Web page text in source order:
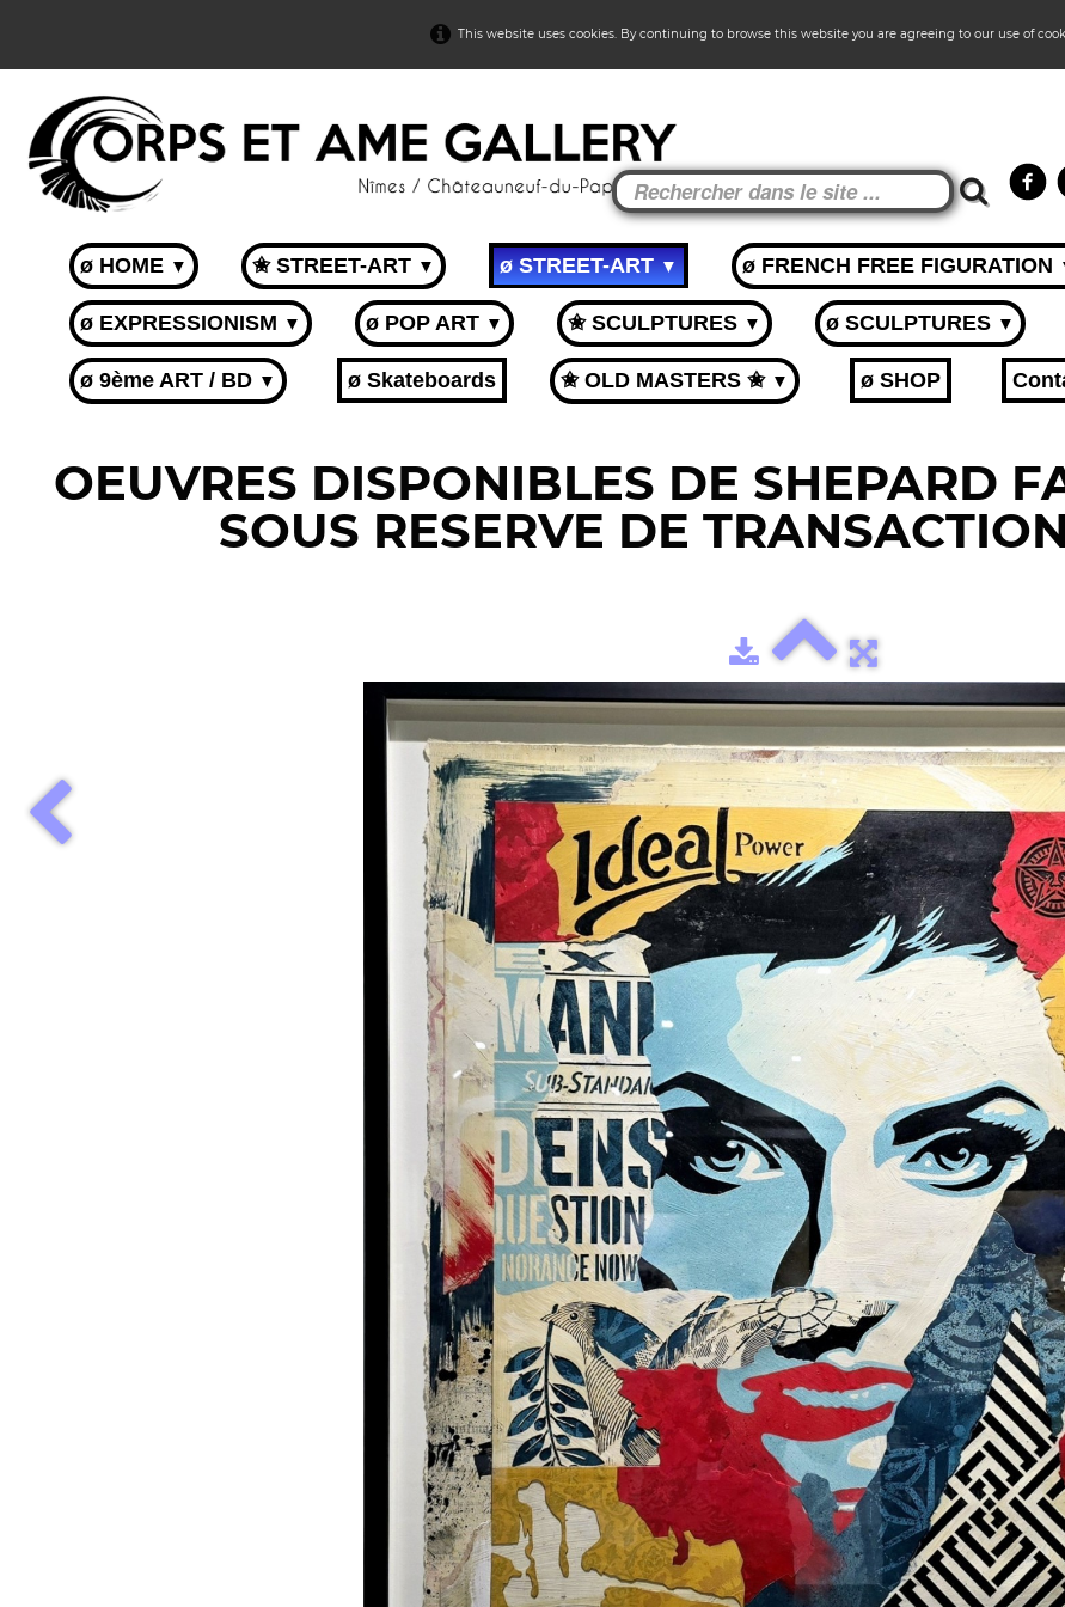
This website uses cookies. By continuing to browse this website you are agreeing to our use of
ø HOME ▼ ✬ STREET-ART ▼ ø STREET-ART▼ ø FRENCH FREE FIGURATION
ø EXPRESSIONISM ▼ ø POP ART ▼ ✬ SCULPTURES ▼ ø SCULPTURES ▼
ø 9ème ART / BD ▼ ø Skateboards ✬ OLD MASTERS ✬ ▼ ø SHOP
OEUVRES DISPONIBLES DE SHEPARD
SOUS RESERVE DE